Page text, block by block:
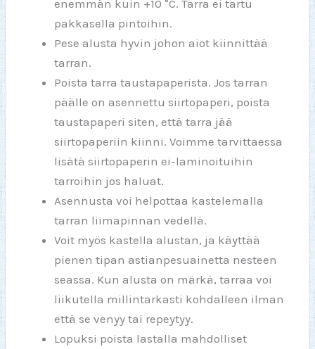
enemmän kuin +10 °C. Tarra ei tartu
pakkasella pintoihin.
Pese alusta hyvin johon aiot kiinnittää
tarran.
Poista tarra taustapaperista. Jos tarran
päälle on asennettu siirtopaperi, poista
taustapaperi siten, että tarra jää
siirtopaperiin kiinni. Voimme tarvittaessa
lisätä siirtopaperin ei-laminoituihin
tarroihin jos haluat.
Asennusta voi helpottaa kastelemalla
tarran liimapinnan vedellä.
Voit myös kastella alustan, ja käyttää
pienen tipan astianpesuainetta nesteen
seassa. Kun alusta on märkä, tarraa voi
liikutella millintarkasti kohdalleen ilman
että se venyy tai repeytyy.
Lopuksi poista lastalla mahdolliset